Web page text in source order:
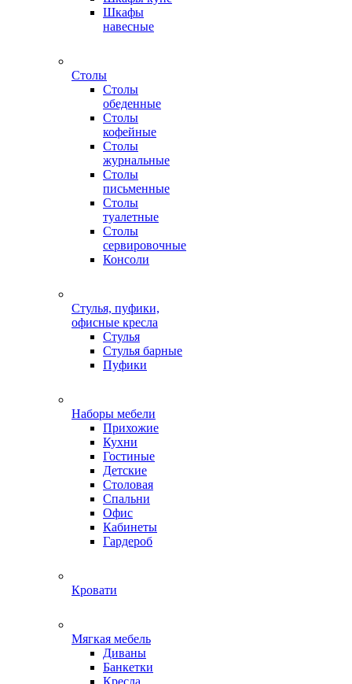
Шкафы
навесные
Столы
Столы
обеденные
Столы
кофейные
Столы
журнальные
Столы
письменные
Столы
туалетные
Столы
сервировочные
Консоли
Стулья, пуфики,
офисные кресла
Стулья
Стулья барные
Пуфики
Наборы мебели
Прихожие
Кухни
Гостиные
Детские
Столовая
Спальни
Офис
Кабинеты
Гардероб
Кровати
Мягкая мебель
Диваны
Банкетки
Кресла